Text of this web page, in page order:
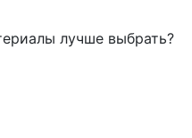
лучше выбрать?